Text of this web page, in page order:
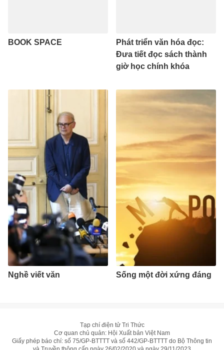
BOOK SPACE
Phát triển văn hóa đọc:
Đưa tiết đọc sách thành
giờ học chính khóa
Nghề viết văn Sống một đời xứng đáng
Tạp chí điện tử Tri Thức
Cơ quan chủ quản: Hội Xuất bản Việt Nam
Giấy phép báo chí: số 75/GP-BTTTT và số 442/GP-BTTTT do Bộ Thông tin